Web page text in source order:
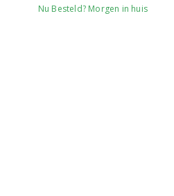
Nu Besteld? Morgen in huis